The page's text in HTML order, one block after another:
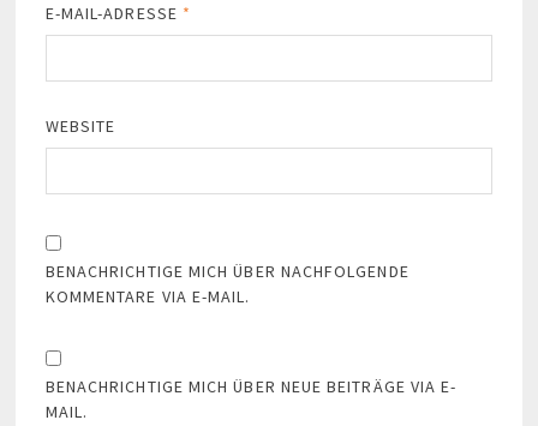
E-MAIL-ADRESSE *
WEBSITE
BENACHRICHTIGE MICH ÜBER NACHFOLGENDE
KOMMENTARE VIA E-MAIL.
BENACHRICHTIGE MICH ÜBER NEUE BEITRÄGE VIA E-
MAIL.